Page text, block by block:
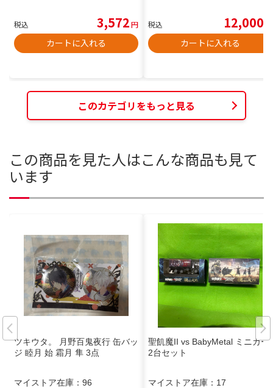
税込 3,572円
カートに入れる
税込 12,000
カートに入れる
このカテゴリをもっと見る
この商品を見た人はこんな商品も見て
います
ツキウタ。 月野百鬼夜行 缶バッ
ジ 睦月 始 霜月 隼 3点
マイストア在庫： 96
聖飢魔II vs BabyMetal ミニカー
2台セット
マイストア在庫： 17